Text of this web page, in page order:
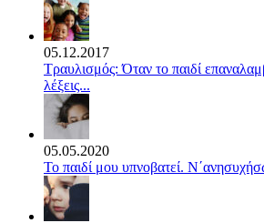
05.12.2017
Τραυλισμός: Όταν το παιδί
λέξεις...
05.05.2020
Το παιδί μου υπνοβατεί.